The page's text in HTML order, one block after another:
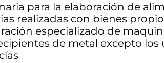
para la elaboración de
realizadas con bienes
especializado de
de metal excepto los